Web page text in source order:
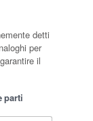
detti
per
il
parti